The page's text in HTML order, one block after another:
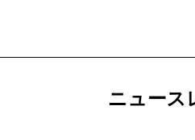
ニュース